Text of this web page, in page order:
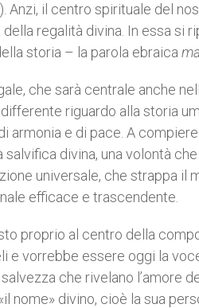
Anzi, il centro spirituale del
regalità divina. In essa si
storia – la parola ebraica
che sarà centrale anche
riguardo alla storia
armonia e di pace. A
divina, una volontà
universale, che strappa il
efficace e trascendente.
proprio al centro della
e vorrebbe essere oggi la
che rivelano l’amore
nome» divino, cioè la sua